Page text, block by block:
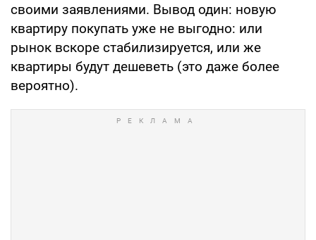
своими заявлениями. Вывод один: новую
квартиру покупать уже не выгодно: или
рынок вскоре стабилизируется, или же
квартиры будут дешеветь (это даже более
вероятно).